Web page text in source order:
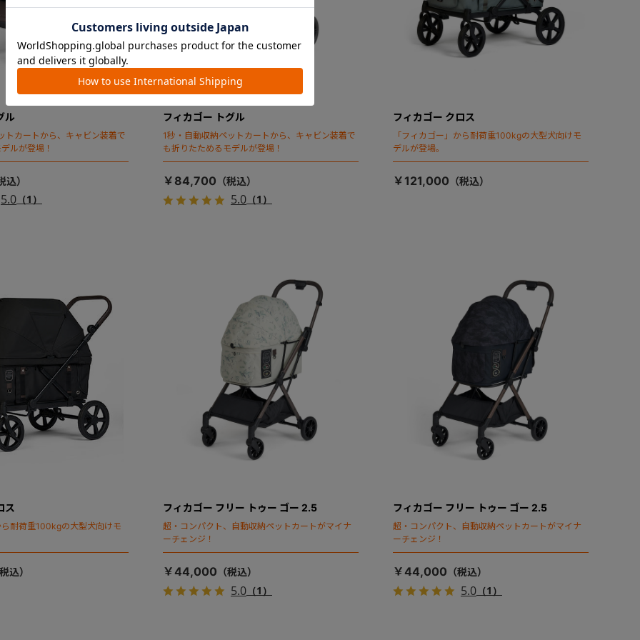
ル
トカートから、キャビン装着で
ルが登場！
5.0 （1）
フィカゴー トグル
1秒・自動収納ペットカートから、キャビン装着で
も折りたためるモデルが登場！
￥84,700
5.0（1）
フィカゴー クロス
「フィカゴー」から耐荷重100kgの大型犬向けモ
デルが登場。
￥121,000
ス
耐荷重100kgの大型犬向けモ
フィカゴー フリー トゥー ゴー 2.5
超・コンパクト、自動収納ペットカートがマイナ
ーチェンジ！
￥44,000
5.0（1）
フィカゴー フリー トゥー ゴー 2.5
超・コンパクト、自動収納ペットカートがマイナ
ーチェンジ！
￥44,000
5.0（1）